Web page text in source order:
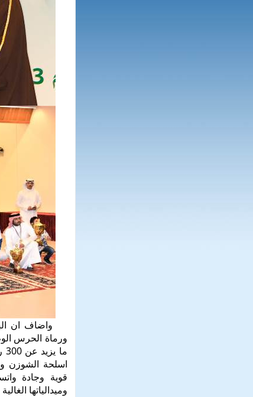
واضاف ان
ورماة الحرس
اسلحة الشوزن
قوية وجادة
وميدالياتها